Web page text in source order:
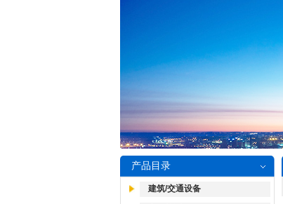
产品目录
建筑/交通设备